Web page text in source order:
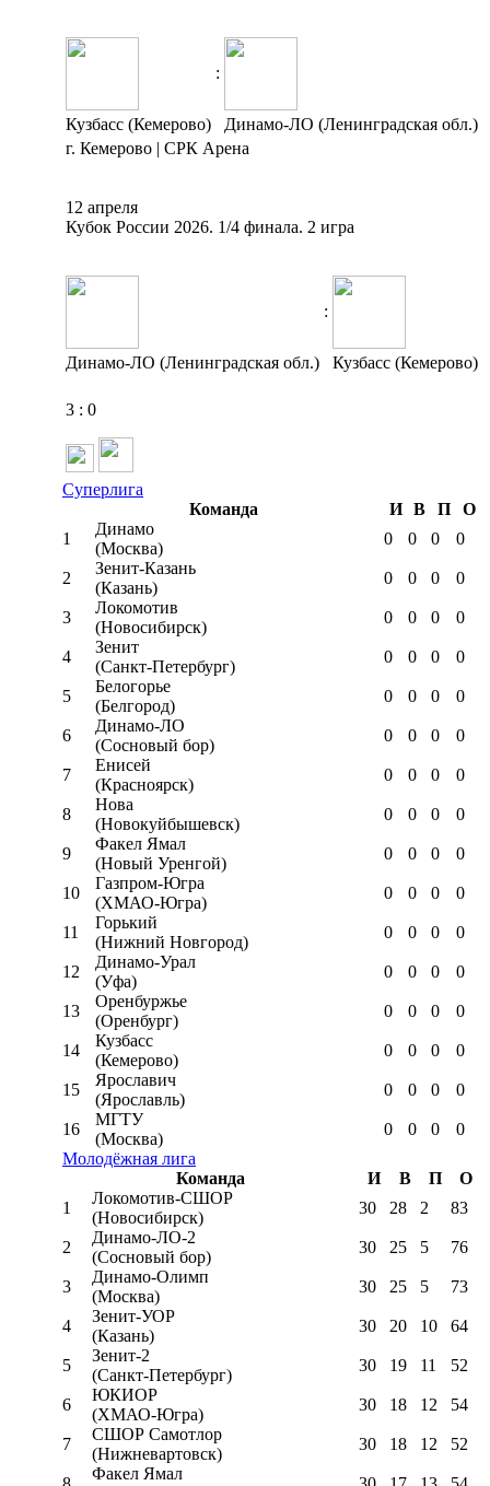
:
Кузбасс (Кемерово)
Динамо-ЛО (Ленинградская обл.)
г. Кемерово | СРК Арена
12 апреля
Кубок России 2026. 1/4 финала. 2 игра
:
Динамо-ЛО (Ленинградская обл.) Кузбасс (Кемерово)
3 : 0
Суперлига
Команда
И В П
О
1
Динамо
(Москва)
0 0 0 0
2
Зенит-Казань
(Казань)
0 0 0 0
3
Локомотив
(Новосибирск)
0 0 0 0
4
Зенит
(Санкт-Петербург)
0 0 0 0
5
Белогорье
(Белгород)
0 0 0 0
6
Динамо-ЛО
(Сосновый бор)
0 0 0 0
7
Енисей
(Красноярск)
0 0 0 0
8
Нова
(Новокуйбышевск)
0 0 0 0
9
Факел Ямал
(Новый Уренгой)
0 0 0 0
10
Газпром-Югра
(ХМАО-Югра)
0 0 0 0
11
Горький
(Нижний Новгород)
0 0 0 0
12
Динамо-Урал
(Уфа)
0 0 0 0
13
Оренбуржье
(Оренбург)
0 0 0 0
14
Кузбасс
(Кемерово)
0 0 0 0
15
Ярославич
(Ярославль)
0 0 0 0
16
МГТУ
(Москва)
0 0 0
0
Молодёжная лига
Команда
И В П
О
1
Локомотив-CШОР
(Новосибирск)
30 28 2 83
2
Динамо-ЛО-2
(Сосновый бор)
30 25 5 76
3
Динамо-Олимп
(Москва)
30 25 5 73
4
Зенит-УОР
(Казань)
30 20 10 64
5
Зенит-2
(Санкт-Петербург)
30 19 11 52
6
ЮКИОР
(ХМАО-Югра)
30 18 12 54
7
СШОР Самотлор
(Нижневартовск)
30 18 12 52
Факел Ямал